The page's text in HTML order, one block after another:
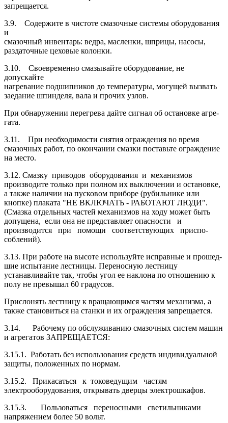
запрещается.
3.9. Содержите в чистоте смазочные системы оборудования
и
смазочный инвентарь: ведра, масленки, шприцы, насосы,
раздаточ­ные цеховые колонки.
3.10. Своевременно смазывайте оборудование, не
допускайте
нагревание подшипников до температуры, могущей вызвать
заедание шпинделя, вала и прочих узлов.
При обнаружении перегрева дайте сигнал об остановке агре­
гата.
3.11. При необходимости снятия ограждения во время
смазоч­ных работ, по окончании смазки поставьте ограждение
на место.
3.12. Смазку приводов оборудования и механизмов
производите только при полном их выключении и остановке,
а также наличии на пусковом приборе (рубильнике или
кнопке) плаката "НЕ ВКЛЮЧАТЬ - РАБОТАЮТ ЛЮДИ".
(Смазка отдельных частей механизмов на ходу может быть
допущена, если она не представляет опасности и
производится при помощи соответствующих приспо­
соблений).
3.13. При работе на высоте используйте исправные и прошед­
шие испытание лестницы. Переносную лестницу
устанавливайте так, чтобы угол ее наклона по отношению к
полу не превышал 60 градусов.
Прислонять лестницу к вращающимся частям механизма, а
также становиться на станки и их ограждения запре­щается.
3.14. Рабочему по обслуживанию смазочных систем машин
и агрегатов ЗАПРЕЩАЕТСЯ:
3.15.1. Работать без использования средств индивидуальной
защиты, положенных по нормам.
3.15.2. Прикасаться к токоведущим частям
электрооборудо­вания, открывать дверцы электрошкафов.
3.15.3. Пользоваться переносными светильниками
напряже­нием более 50 вольт.